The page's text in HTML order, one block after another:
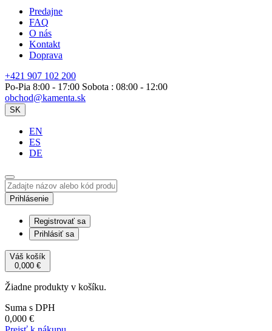
Predajne
FAQ
O nás
Kontakt
Doprava
+421 907 102 200
Po-Pia 8:00 - 17:00 Sobota : 08:00 - 12:00
obchod@kamenta.sk
SK
EN
ES
DE
Prihlásenie
Registrovať sa
Prihlásiť sa
Váš košík
0,000 €
Žiadne produkty v košíku.
Suma s DPH
0,000 €